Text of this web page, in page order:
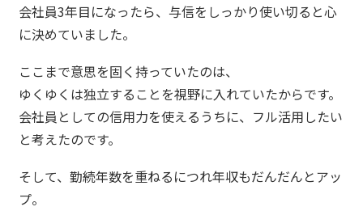
会社員3年目になったら、与信をしっかり使い切ると心
に決めていました。
ここまで意思を固く持っていたのは、
ゆくゆくは独立することを視野に入れていたからです。
会社員としての信用力を使えるうちに、フル活用したい
と考えたのです。
そして、勤続年数を重ねるにつれ年収もだんだんとアッ
プ。